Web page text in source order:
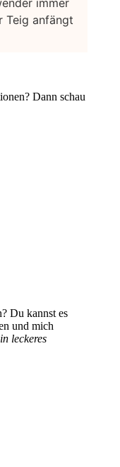
immer
Teig anfängt
Dann schau
Du kannst es
und mich
leckeres